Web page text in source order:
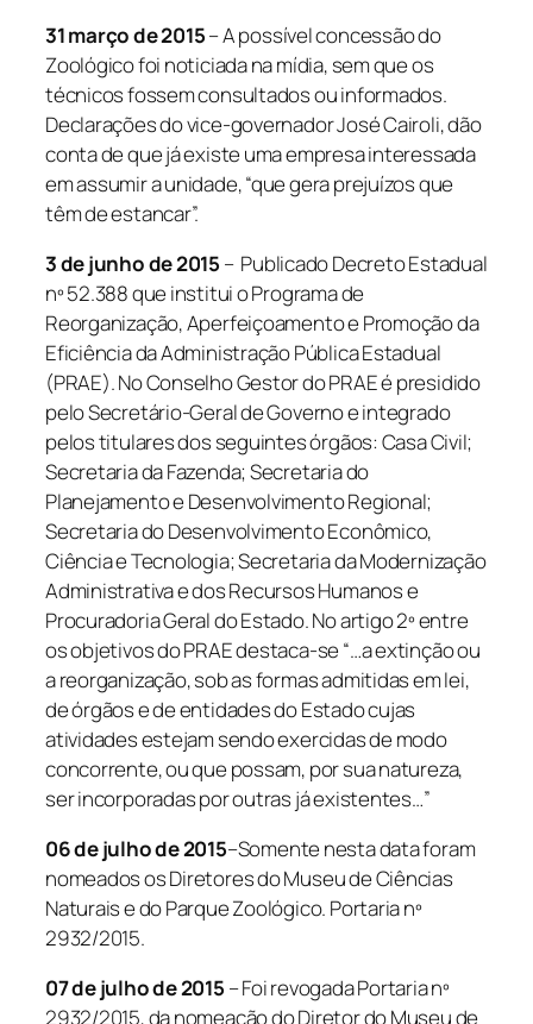
31 março de 2015– A possível concessão do
Zoológico foi noticiada na mídia, sem que os
técnicos fossem consultados ou informados.
Declarações do vice-governador José Cairoli, dão
conta de que já existe uma empresa interessada
em assumir a unidade, “que gera prejuízos que
têm de estancar”.
3 de junho de 2015 – Publicado Decreto Estadual
nº 52.388 que institui o Programa de
Reorganização, Aperfeiçoamento e Promoção da
Eficiência da Administração Pública Estadual
(PRAE). No Conselho Gestor do PRAE é presidido
pelo Secretário-Geral de Governo e integrado
pelos titulares dos seguintes órgãos: Casa Civil;
Secretaria da Fazenda; Secretaria do
Planejamento e Desenvolvimento Regional;
Secretaria do Desenvolvimento Econômico,
Ciência e Tecnologia; Secretaria da Modernização
Administrativa e dos Recursos Humanos e
Procuradoria Geral do Estado. No artigo 2º entre
os objetivos do PRAE destaca-se “…a extinção ou
a reorganização, sob as formas admitidas em lei,
de órgãos e de entidades do Estado cujas
atividades estejam sendo exercidas de modo
concorrente, ou que possam, por sua natureza,
ser incorporadas por outras já existentes…”
06 de julho de 2015–Somente nesta data foram
nomeados os Diretores do Museu de Ciências
Naturais e do Parque Zoológico. Portaria nº
2932/2015.
07 de julho de 2015 – Foi revogada Portaria nº
2932/2015, da nomeação do Diretor do Museu de